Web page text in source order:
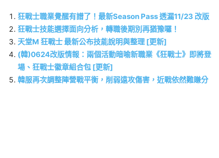
狂戰士職業覺醒有譜了！最新Season Pass 透漏11/23 改版
狂戰士技能選擇面向分析，轉職後期別再猶豫囉！
天堂M 狂戰士 最新公布技能說明與整理 [更新]
(韓)0624改版情報：兩個活動暗喻新職業《狂戰士》即將登
場、狂戰士徽章組合包 [更新]
韓服再次調整陣營戰平衡，削弱遠攻傷害，近戰依然難賺分